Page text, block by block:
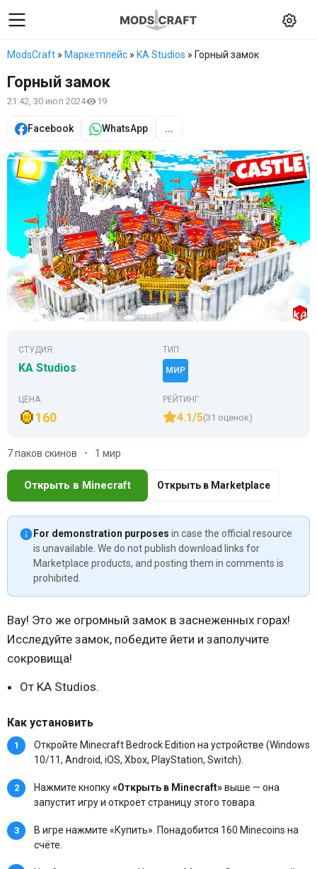
ModsCraft » Маркетплейс » KA Studios » Горный замок
Горный замок
21:42, 30 июл 2024 19
Facebook WhatsApp ...
СТУДИЯ:
KA Studios
ТИП:
МИР
ЦЕНА:
160
РЕЙТИНГ:
4.1/5(31 оценок)
7 паков скинов 1 мир
Открыть в Minecraft Открыть в Marketplace
For demonstration purposes in case the official resource
is unavailable. We do not publish download links for
Marketplace products, and posting them in comments is
prohibited.
Вау! Это же огромный замок в заснеженных горах!
Исследуйте замок, победите йети и заполучите
сокровища!
От KA Studios.
Как установить
Откройте Minecraft Bedrock Edition на устройстве (Windows
10/11, Android, iOS, Xbox, PlayStation, Switch).
Нажмите кнопку«Открыть в Minecraft»выше — она
запустит игру и откроет страницу этого товара.
В игре нажмите «Купить». Понадобится 160 Minecoins на
счёте.